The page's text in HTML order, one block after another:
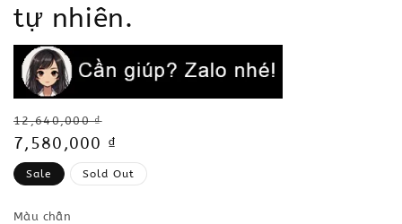
tự nhiên.
Regular
price
12,640,000 ₫
Sale
price
7,580,000 ₫
Sale Sold Out
Màu chân